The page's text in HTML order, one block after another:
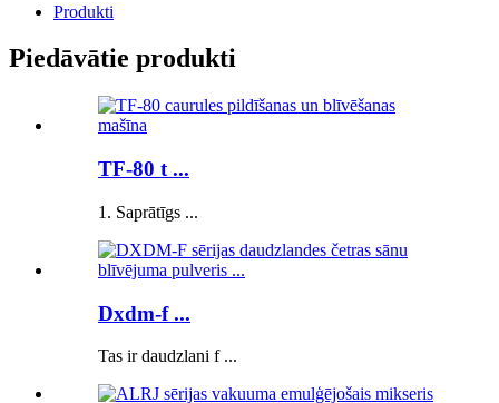
Produkti
Piedāvātie produkti
TF-80 t ...
1. Saprātīgs ...
Dxdm-f ...
Tas ir daudzlani f ...